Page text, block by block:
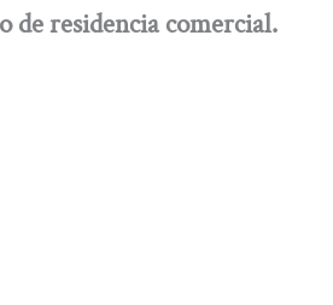
de residencia comercial.